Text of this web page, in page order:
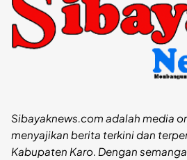
Sibayaknews.com adalah media
menyajikan berita terkini dan
Kabupaten Karo. Dengan